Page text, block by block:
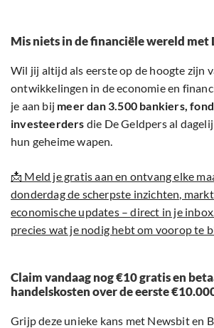
Mis niets in de financiële wereld met
Wil jij altijd als eerste op de hoogte zijn
ontwikkelingen in de economie en
je aan bij meer dan 3.500 bankiers,
investeerders die De Geldpers al
hun geheime wapen.
📩 Meld je gratis aan en ontvang elke
donderdag de scherpste inzichten,
economische updates – direct in je
precies wat je nodig hebt om voorop te
Claim vandaag nog €10 gratis en
handelskosten over de eerste
Grijp deze unieke kans met Newsbit en